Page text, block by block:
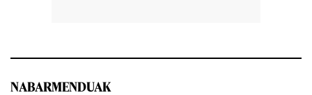
NABARMENDUAK